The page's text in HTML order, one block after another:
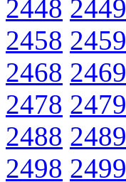
2448 2449
2458 2459
2468 2469
2478 2479
2488 2489
2498 2499